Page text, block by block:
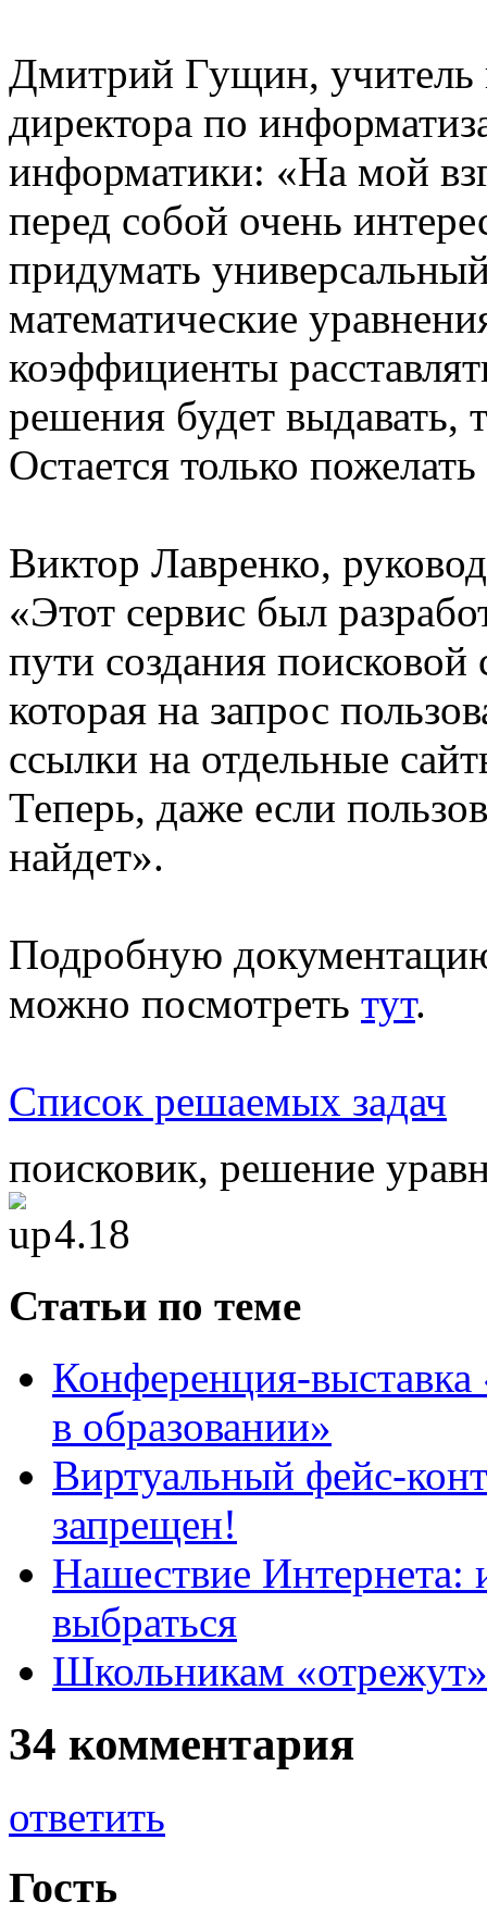
Дмитрий Гущин, учитель
директора по
информатики: «На мой
перед собой очень
придумать
математические
коэффициенты
решения будет выдавать,
Остается только
Виктор Лавренко,
«Этот сервис был
пути создания
которая на запрос
ссылки на отдельные
Теперь, даже если
найдет».
Подробную
можно посмотреть тут.
Список решаемых задач
поисковик, решение
4.18
Статьи по теме
Конференция-
в образовании»
Виртуальный фейс-
запрещен!
Нашествие Интернета:
выбраться
Школьникам
34 комментария
ответить
Гость